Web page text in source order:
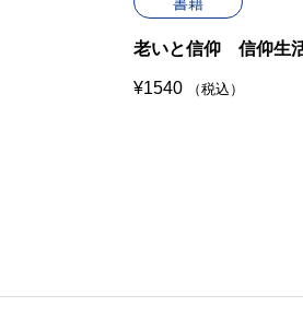
老いと信仰 信仰生
¥1540 （税込）